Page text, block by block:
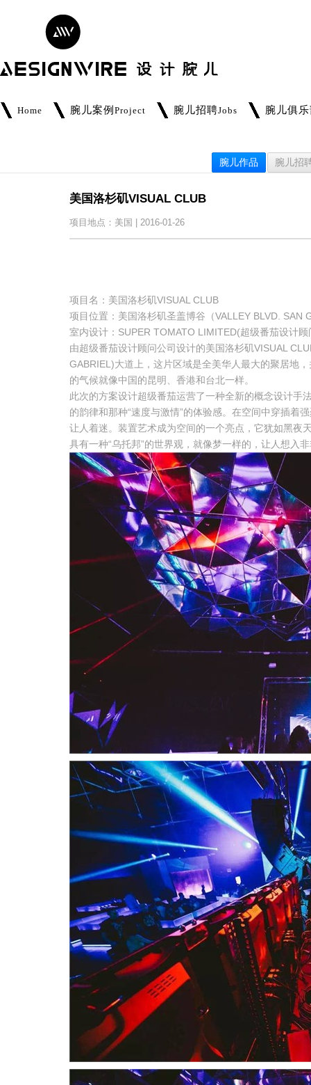
Home 腕儿案例 Project 腕儿招聘Jobs 腕儿俱
腕儿作品 腕儿招
美国洛杉矶VISUAL CLUB
项目地点：美国 | 2016-01-26
项目名：美国洛杉矶VISUAL CLUB
项目位置：美国洛杉矶圣盖博谷（VALLEY BLVD. SAN
室内设计：SUPER TOMATO LIMITED(超级番茄设计
由超级番茄设计顾问公司设计的美国洛杉矶VISUAL
GABRIEL)大道上，这片区域是全美华人最大的聚居地
的气候就像中国的昆明、香港和台北一样。
此次的方案设计超级番茄运营了一种全新的概念设计手
的韵律和那种“速度与激情”的体验感。在空间中穿插着
让人着迷。装置艺术成为空间的一个亮点，它犹如黑夜
具有一种“乌托邦”的世界观，就像梦一样的，让人想入